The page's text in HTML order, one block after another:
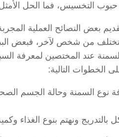
التخسيس، فما الحل
بعض النصائح العملية
من شخص لآخر، فبعض
عند المختصين لمعرفة
الخطوات التالية: